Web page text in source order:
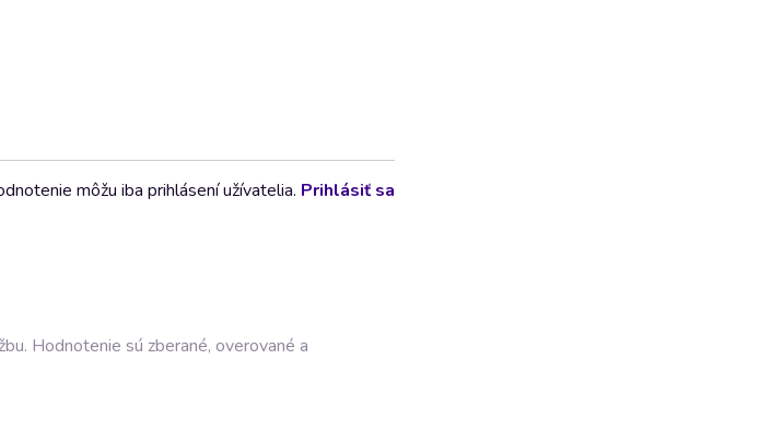
môžu iba prihlásení užívatelia. Prihlásiť sa
Hodnotenie sú zberané, overované a